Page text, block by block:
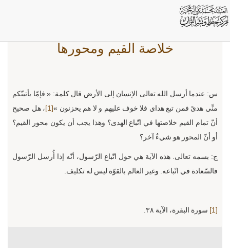
خلاصة القيم ومحورها
س: عندما أرسل الله تعالى الإنسان إلى الأرض قال كلمة: « فإمّا يأتينّكم
منِّي هدىً فمن تبع هداي فلا خوف عليهم و لا هم يحزنون »[1]
، هل صحيح
أنّ تمام القيم خلاصتها في اتّباع الهدى؟ وهذا يجب أن يكون محور القيم؟
أو أنّ المحور هو شيءٌ آخر؟
ج: بسمه تعالى. هذه الآية هي حول اتّباع الرّسول، أنّه إذا أُرسل الرّسول
فالسّعادة في اتّباعه. وغير العالم بالقوّة ليس له تكليف.
[1] سورة البقرة، الآية ٣٨.